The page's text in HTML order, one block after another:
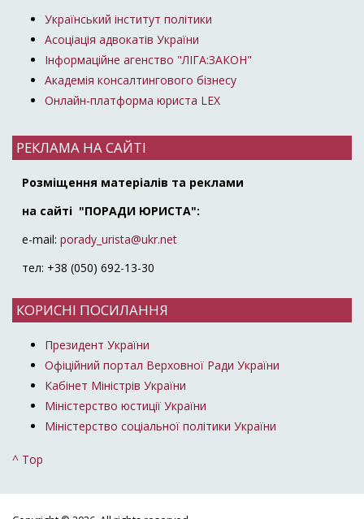
Український інститут політики
Асоціація адвокатів України
Інформаційне агенство "ЛІГА:ЗАКОН"
Академія консалтингового бізнесу
Онлайн-платформа юриста LEX
РЕКЛАМА НА САЙТІ
Розміщення матеріалів та реклами
на сайті "ПОРАДИ ЮРИСТА":
e-mail: porady_urista@ukr.net
тел: +38 (050) 692-13-30
КОРИСНІ ПОСИЛАННЯ
Президент України
Офіційний портал Верховної Ради України
Кабінет Міністрів України
Міністерство юстиції України
Міністерство соціальної політики України
^ Top